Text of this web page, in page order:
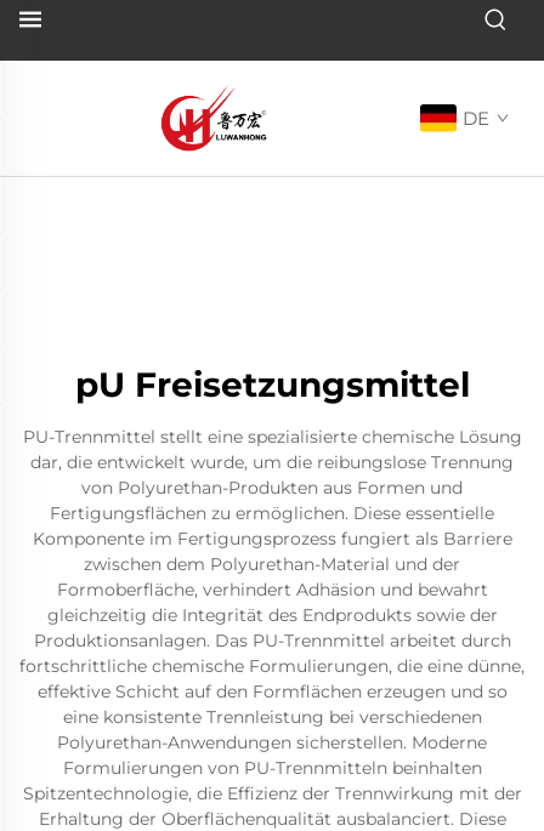
DE
pU Freisetzungsmittel
PU-Trennmittel stellt eine spezialisierte chemische Lösung
dar, die entwickelt wurde, um die reibungslose Trennung
von Polyurethan-Produkten aus Formen und
Fertigungsflächen zu ermöglichen. Diese essentielle
Komponente im Fertigungsprozess fungiert als Barriere
zwischen dem Polyurethan-Material und der
Formoberfläche, verhindert Adhäsion und bewahrt
gleichzeitig die Integrität des Endprodukts sowie der
Produktionsanlagen. Das PU-Trennmittel arbeitet durch
fortschrittliche chemische Formulierungen, die eine dünne,
effektive Schicht auf den Formflächen erzeugen und so
eine konsistente Trennleistung bei verschiedenen
Polyurethan-Anwendungen sicherstellen. Moderne
Formulierungen von PU-Trennmitteln beinhalten
Spitzentechnologie, die Effizienz der Trennwirkung mit der
Erhaltung der Oberflächenqualität ausbalanciert. Diese